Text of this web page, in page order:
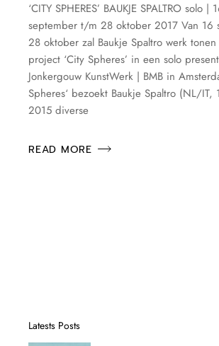
‘CITY SPHERES’ BAUKJE SPALTRO solo |
september t/m 28 oktober 2017 Van 16
28 oktober zal Baukje Spaltro werk
project ‘City Spheres’ in een solo
Jonkergouw KunstWerk | BMB in
Spheres‘ bezoekt Baukje Spaltro (NL/IT,
2015 diverse
READ MORE
Latests Posts